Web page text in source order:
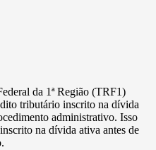
da 1ª Região (TRF1)
tributário inscrito na dívida
administrativo. Isso
na dívida ativa antes de